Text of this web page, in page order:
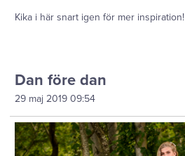
Kika i här snart igen för mer inspiration!
Dan före dan
29 maj 2019 09:54